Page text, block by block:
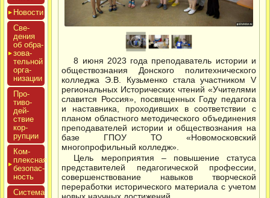
Новос­ти
Све­
дения
об об­ра­
зова­
тель­ной
ор­га­
низа­ции
Про­
тиво­
дей­
ствие
кор­
рупции
Ком­
плексная
бе­зопас­
ность
Сис­те­ма
8 июня 2023 года преподаватель истории и
обществознания Донского политехнического
колледжа Э.В. Кузьменко стала участником V
региональных Исторических чтений «Учителями
славится Россия», посвященных Году педагога
и наставника, проходивших в соответствии с
планом областного методического объединения
преподавателей истории и обществознания на
базе ГПОУ ТО «Новомосковский
многопрофильный колледж».
Цель мероприятия – повышение статуса
представителей педагогической профессии,
совершенствование навыков творческой
переработки исторического материала с учетом